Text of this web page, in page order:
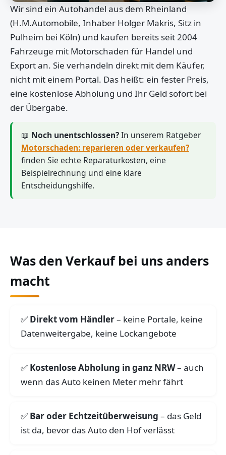
Wir sind ein Autohandel aus dem Rheinland
(H.M.Automobile, Inhaber Holger Makris, Sitz in
Pulheim bei Köln) und kaufen bereits seit 2004
Fahrzeuge mit Motorschaden für Handel und
Export an. Sie verhandeln direkt mit dem Käufer,
nicht mit einem Portal. Das heißt: ein fester Preis,
eine kostenlose Abholung und Ihr Geld sofort bei
der Übergabe.
📖 Noch unentschlossen?In unserem Ratgeber
Motorschaden: reparieren oder verkaufen?
finden Sie echte Reparaturkosten, eine
Beispielrechnung und eine klare
Entscheidungshilfe.
Was den Verkauf bei uns anders
macht
Direkt vom Händler– keine Portale, keine
Datenweitergabe, keine Lockangebote
Kostenlose Abholung in ganz NRW– auch
wenn das Auto keinen Meter mehr fährt
Bar oder Echtzeitüberweisung – das Geld
ist da, bevor das Auto den Hof verlässt